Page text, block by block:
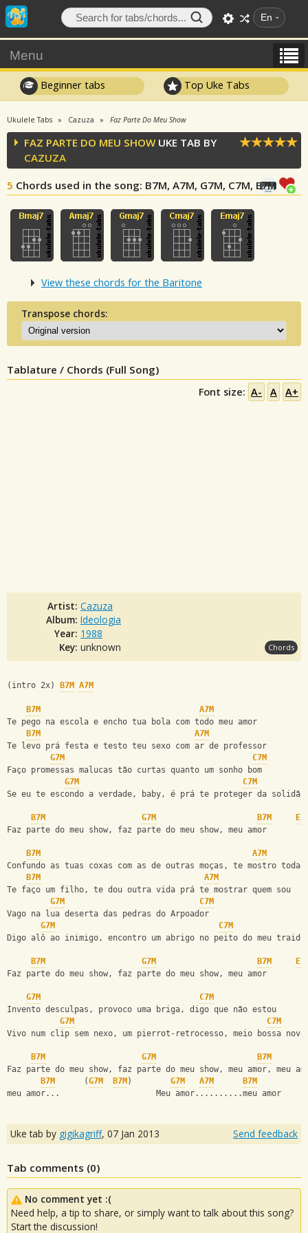
En
Menu
Beginner tabs Top Uke Tabs
Ukulele Tabs Cazuza Faz Parte Do Meu Show
FAZ PARTE DO MEU SHOW UKE TAB BY
CAZUZA
5 Chords used in the song: B7M, A7M, G7M, C7M, E7M
View these chords for the Baritone
Transpose chords:
Tablature / Chords (Full Song)
Font size: A- A A+
Artist: Cazuza
Album: Ideologia
Year: 1988
Key: unknown Chords
(intro 2x) B7M A7M
B7M
A7M
Te pego na escola e encho tua bola com todo meu amor
B7M
A7M
Te levo prá festa e testo teu sexo com ar de professor
G7M
C7M
Faço promessas malucas tão curtas quanto um sonho bom
G7M
C7M
Se eu te escondo a verdade, baby, é prá te proteger da solidão
B7M G7M B7M
Faz parte do meu show, faz parte do meu show, meu amor
B7M
A7M
Confundo as tuas coxas com as de outras moças, te mostro toda
B7M
A7M
Te faço um filho, te dou outra vida prá te mostrar quem sou
G7M
C7M
Vago na lua deserta das pedras do Arpoador
G7M
C7M
Digo alô ao inimigo, encontro um abrigo no peito do meu
B7M G7M B7M
Faz parte do meu show, faz parte do meu show, meu amor
G7M
C7M
Invento desculpas, provoco uma briga, digo que não estou
G7M
C7M
Vivo num clip sem nexo, um pierrot-retrocesso, meio bossa
B7M G7M B7M
Faz parte do meu show, faz parte do meu show, meu amor, meu
B7M
      (
G7M B7M ) G7M A7M
B7M
meu amor...                    Meu amor..........meu amor
Uke tab by gigikagriff, 07 Jan 2013 Send feedback
Tab comments (0)
No comment yet :(
Need help, a tip to share, or simply want to talk about this song?
Start the discussion!